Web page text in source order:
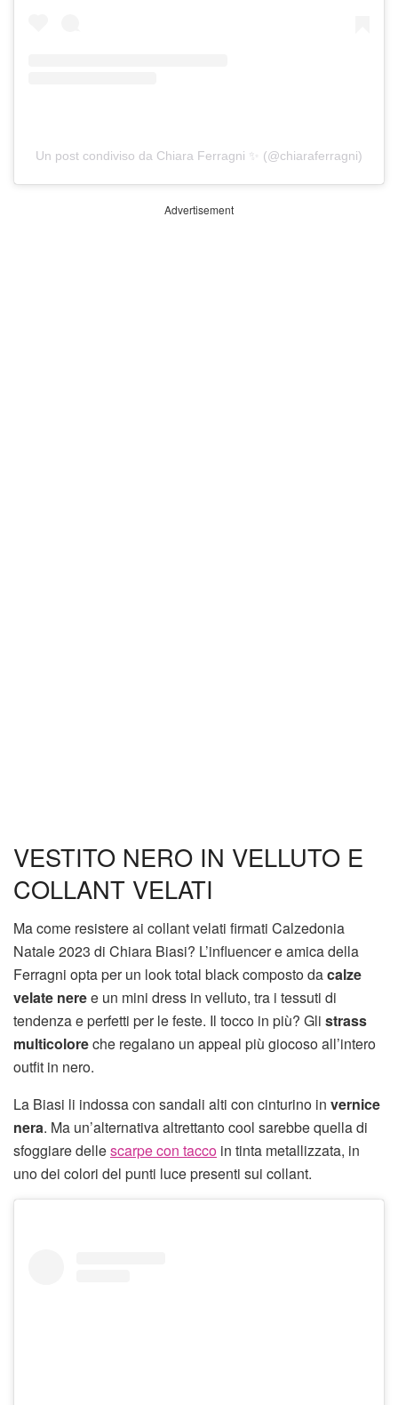
Un post condiviso da Chiara Ferragni ✨ (@chiaraferragni)
Advertisement
VESTITO NERO IN VELLUTO E
COLLANT VELATI
Ma come resistere ai collant velati firmati Calzedonia
Natale 2023 di Chiara Biasi? L’influencer e amica della
Ferragni opta per un look total black composto dacalze
velate neree un mini dress in velluto, tra i tessuti di
tendenza e perfetti per le feste. Il tocco in più? Gli strass
multicoloreche regalano un appeal più giocoso all’intero
outfit in nero.
La Biasi li indossa con sandali alti con cinturino in vernice
nera. Ma un’alternativa altrettanto cool sarebbe quella di
sfoggiare dellescarpe con tacco in tinta metallizzata, in
uno dei colori del punti luce presenti sui collant.